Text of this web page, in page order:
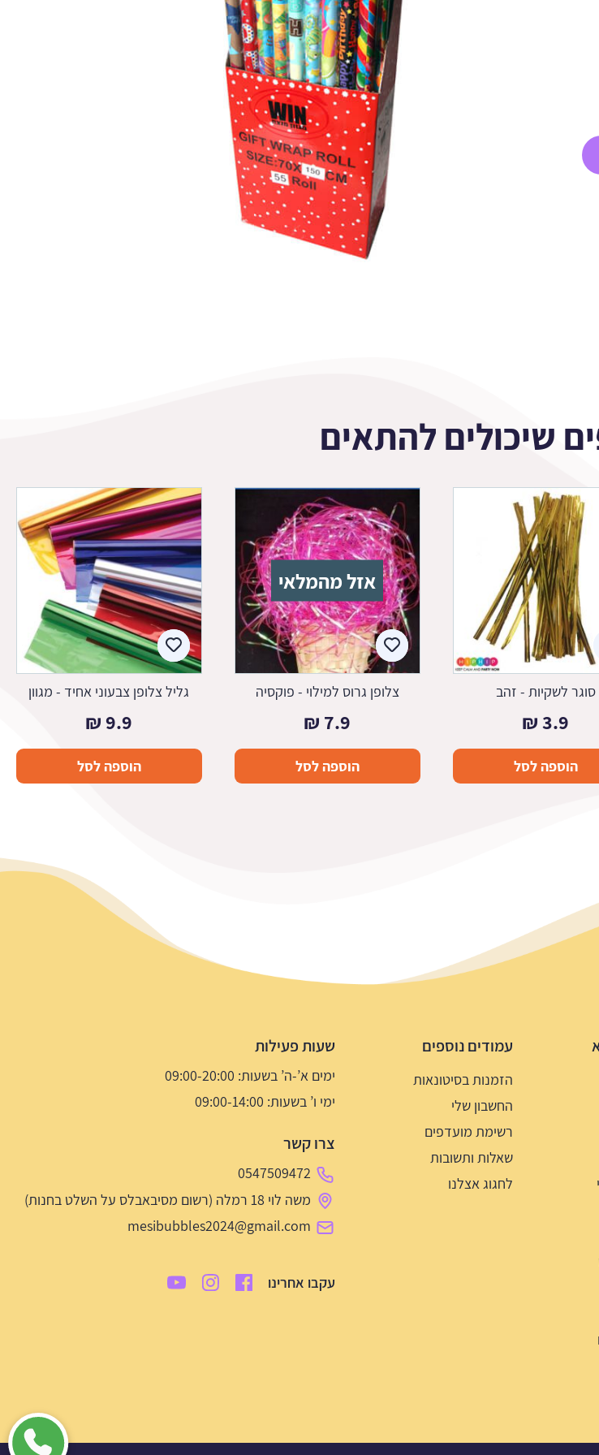
שיכולים להתאים
סוגר לשקיות - זהב
3.9
₪
הוספה לסל
אזל מהמלאי
צלופן גרוס למילוי - פוקסיה
7.9
₪
הוספה לסל
גליל צלופן צבעוני אחיד - מגוון
9.9
₪
הוספה לסל
עמודים נוספים
הזמנות בסיטונאות
החשבון שלי
רשימת מועדפים
שאלות ותשובות
לחגוג אצלנו
שעות פעילות
ימים א’-ה’ בשעות: 09:00-20:00
ימי ו’ בשעות: 09:00-14:00
צרו קשר
0547509472
משה לוי 18 רמלה (רשום מסיבאבלס על השלט בחנות)
mesibubbles2024@gmail.com
עקבו אחרינו